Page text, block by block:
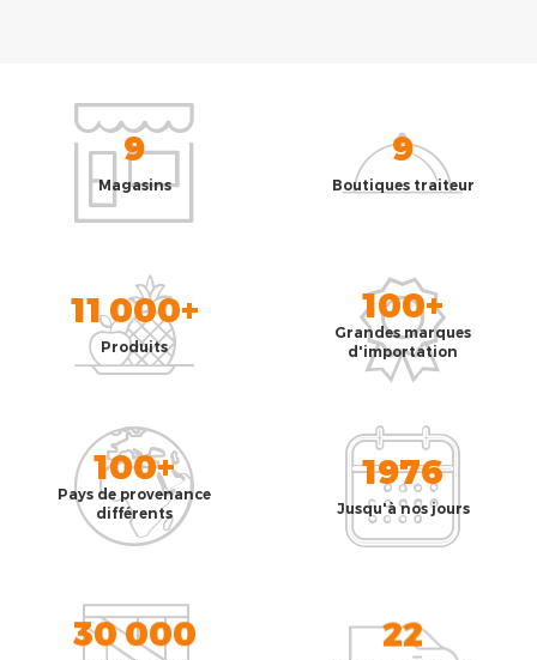
9
Magasins
9
Boutiques traiteur
11 000+
Produits
100+
Grandes marques
d'importation
100+
Pays de provenance
différents
1976
Jusqu'à nos jours
30 000 22